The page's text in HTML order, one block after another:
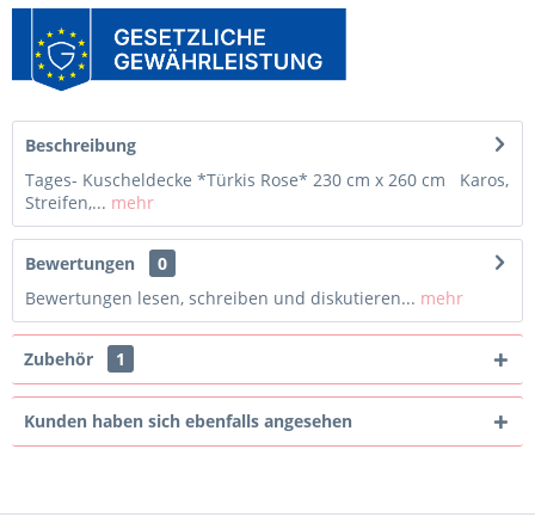
Beschreibung
Tages- Kuscheldecke *Türkis Rose* 230 cm x 260 cm Karos,
Streifen,... mehr
Bewertungen
0
Bewertungen lesen, schreiben und diskutieren... mehr
Zubehör 1
Kunden haben sich ebenfalls angesehen